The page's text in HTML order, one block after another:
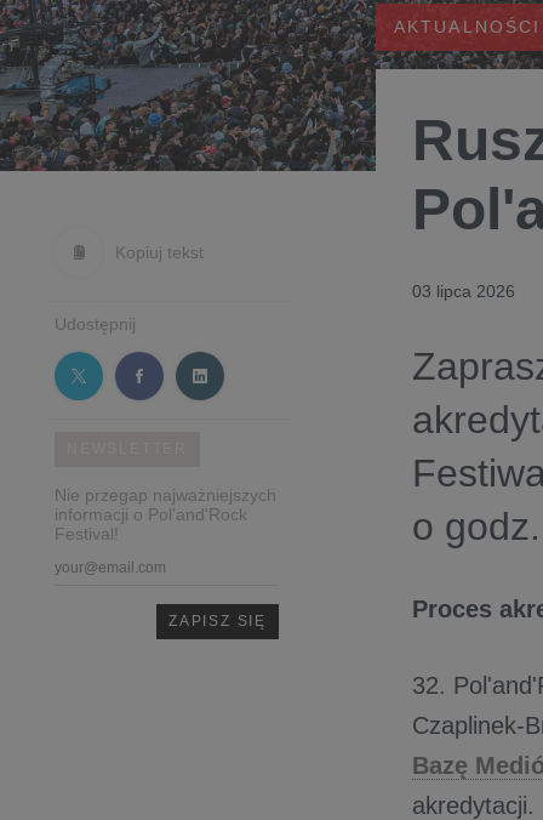
Kopiuj tekst
Udostępnij
Nie przegap najważniejszych
informacji o Pol'and'Rock
Festival!
AKTUALNOŚCI
03 lipca 2026
o
Proces
32.
Czaplinek-
Bazę
akredytacji.